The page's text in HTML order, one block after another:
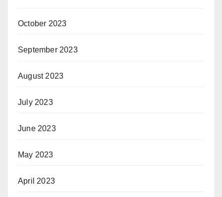
October 2023
September 2023
August 2023
July 2023
June 2023
May 2023
April 2023